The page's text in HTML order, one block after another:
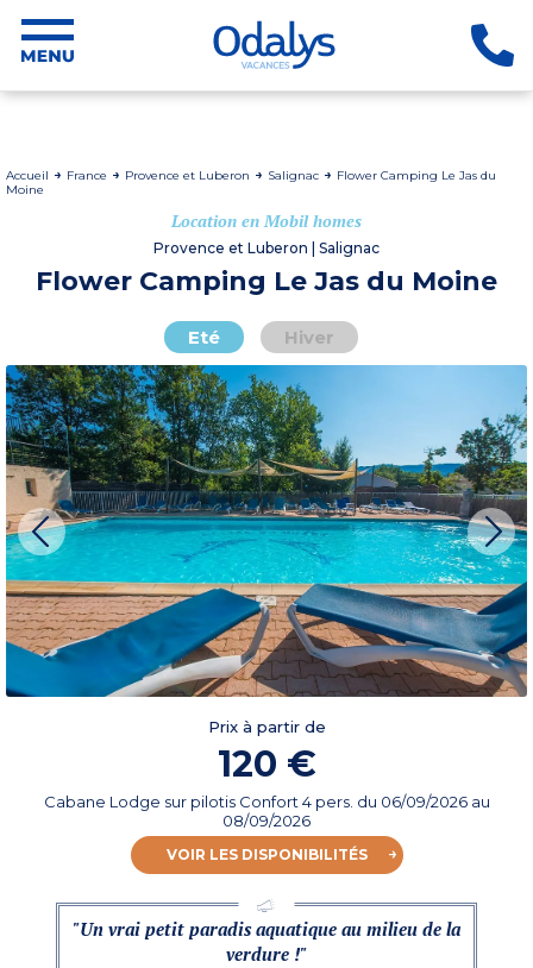
Accueil France Provence et Luberon Salignac
Flower Camping Le Jas du
Moine
Location en Mobil homes
Provence et Luberon | Salignac
Flower Camping Le Jas du Moine
Eté Hiver
Prix à partir de
120 €
Cabane Lodge sur pilotis Confort 4 pers. du 06/09/2026au
08/09/2026
VOIR LES DISPONIBILITÉS
"Un vrai petit paradis aquatique au milieu de la
verdure !"